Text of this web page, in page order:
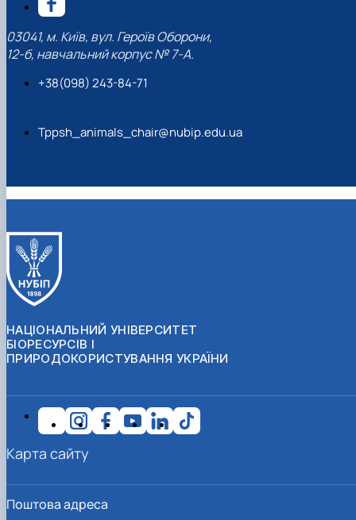
03041, м. Київ, вул. Героїв Оборони,
12-б, навчальний корпус № 7-А.
+38(098) 243-84-71
Tppsh_animals_chair@nubip.edu.ua
НАЦІОНАЛЬНИЙ УНІВЕРСИТЕТ
БІОРЕСУРСІВ І
ПРИРОДОКОРИСТУВАННЯ УКРАЇНИ
Поштова адреса
Карта сайту